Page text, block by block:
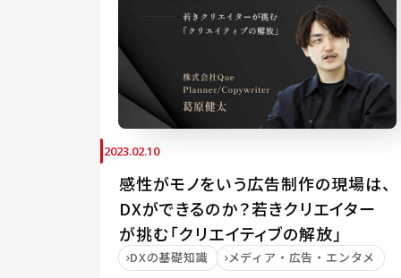
2023.02.10
感性がモノをいう広告制作の現場は、
DXができるのか？若きクリエイター
が挑む「クリエイティブの解放」
DXの基礎知識 メディア・広告・エンタメ